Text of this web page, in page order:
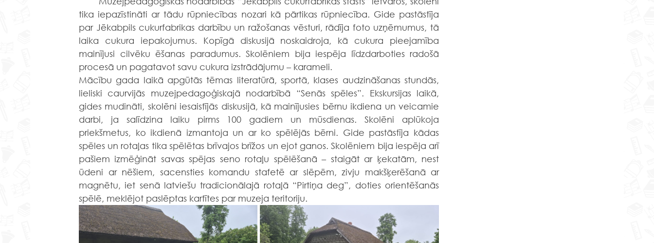
tika iepazīstināti ar tādu rūpniecības nozari kā pārtikas rūpniecība. Gide pastāstīja
par Jēkabpils cukurfabrikas darbību un ražošanas vēsturi, rādīja foto uzņēmumus, tā
laika cukura iepakojumus. Kopīgā diskusijā noskaidroja, kā cukura pieejamība
mainījusi cilvēku ēšanas paradumus. Skolēniem bija iespēja līdzdarboties radošā
procesā un pagatavot savu cukura izstrādājumu – karameli.
Mācību gada laikā apgūtās tēmas literatūrā, sportā, klases audzināšanas stundās,
lieliski caurvijās muzejpedagoģiskajā nodarbībā “Senās spēles”. Ekskursijas laikā,
gides mudināti, skolēni iesaistījās diskusijā, kā mainījusies bērnu ikdiena un veicamie
darbi, ja salīdzina laiku pirms 100 gadiem un mūsdienas. Skolēni aplūkoja
priekšmetus, ko ikdienā izmantoja un ar ko spēlējās bērni. Gide pastāstīja kādas
spēles un rotaļas tika spēlētas brīvajos brīžos un ejot ganos. Skolēniem bija iespēja arī
pašiem izmēģināt savas spējas seno rotaļu spēlēšanā – staigāt ar ķekatām, nest
ūdeni ar nēšiem, sacensties komandu stafetē ar slēpēm, zivju makšķerēšanā ar
magnētu, iet senā latviešu tradicionālajā rotaļā “Pirtiņa deg”, doties orientēšanās
spēlē, meklējot paslēptas kartītes par muzeja teritoriju.